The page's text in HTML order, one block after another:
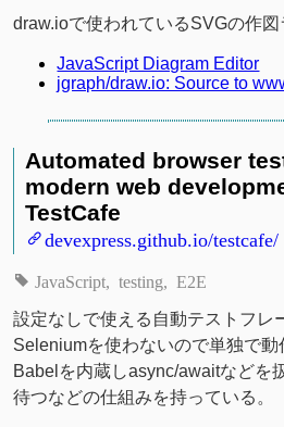
draw.ioで使われているSVGの作図
JavaScript Diagram Editor
jgraph/draw.io: Source to
Automated browser
modern web
TestCafe
devexpress.github.io/testcafe/
JavaScript testing E2E
設定なしで使える自動テストフレ
Seleniumを使わないので単独で動
Babelを内蔵しasync/awaitなどを
待つなどの仕組みを持っている。